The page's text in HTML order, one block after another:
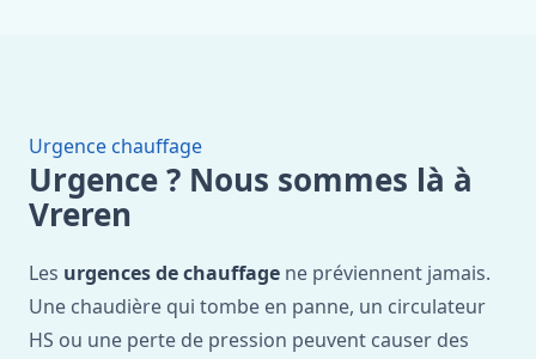
Urgence chauffage
Urgence ? Nous sommes là à
Vreren
Les urgences de chauffage ne préviennent jamais.
Une chaudière qui tombe en panne, un circulateur
HS ou une perte de pression peuvent causer des